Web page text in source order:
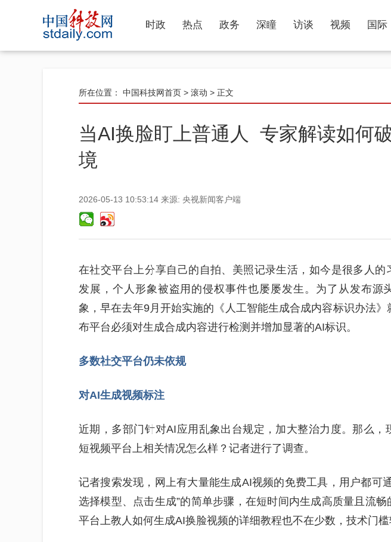
时政 热点 政务 深瞳 访谈 视频 国际
所在位置： 中国科技网首页 > 滚动 > 正文
当AI换脸盯上普通人 专家解读如何
境
2026-05-13 10:53:14 来源: 央视新闻客户端
在社交平台上分享自己的自拍、美照记录生活，如今是很多人的
发展，个人形象被盗用的侵权事件也屡屡发生。为了从发布源
象，早在去年9月开始实施的《人工智能生成合成内容标识办法
布平台必须对生成合成内容进行检测并增加显著的AI标识。
多数社交平台仍未依规
对AI生成视频标注
近期，多部门针对AI应用乱象出台规定，加大整治力度。那么，
短视频平台上相关情况怎么样？记者进行了调查。
记者搜索发现，网上有大量能生成AI视频的免费工具，用户都可通
选择模型、点击生成”的简单步骤，在短时间内生成高质量且流
平台上教人如何生成AI换脸视频的详细教程也不在少数，技术门槛